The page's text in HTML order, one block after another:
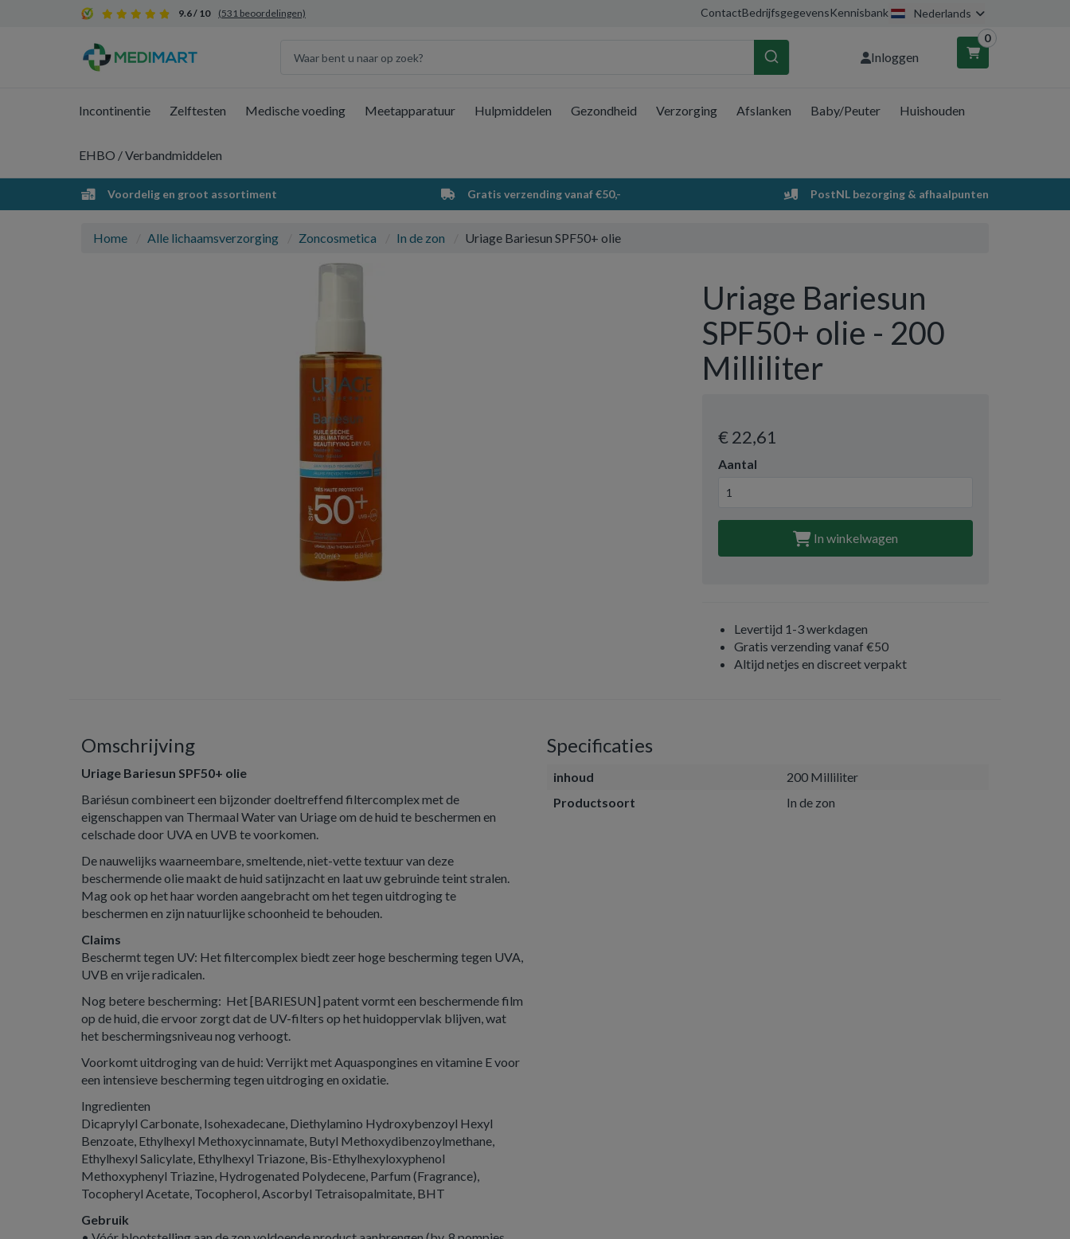
9.6 / 10 (531 beoordelingen) ContactBedrijfsgegevensKennisbank Nederlands
Inloggen
0
Winkelwagen
Uw winkelwagen is leeg.
Vul hem met producten.
Incontinentie Zelftesten Medische voeding Meetapparatuur Hulpmiddelen Gezondheid Verzorging Afslanken Baby/Peuter Huishouden
EHBO / Verbandmiddelen
Voordelig en groot assortiment Gratis verzending vanaf €50,- PostNL bezorging & afhaalpunten
Home Alle lichaamsverzorging Zoncosmetica In de zon Uriage Bariesun SPF50+ olie
Uriage Bariesun
SPF50+ olie - 200
Milliliter
€ 22,61
Aantal
In winkelwagen
Levertijd 1-3 werkdagen
Gratis verzending vanaf €50
Altijd netjes en discreet verpakt
Omschrijving
Uriage Bariesun SPF50+ olie
Bariésun combineert een bijzonder doeltreffend filtercomplex met de
eigenschappen van Thermaal Water van Uriage om de huid te beschermen en
celschade door UVA en UVB te voorkomen.
De nauwelijks waarneembare, smeltende, niet-vette textuur van deze
beschermende olie maakt de huid satijnzacht en laat uw gebruinde teint stralen.
Mag ook op het haar worden aangebracht om het tegen uitdroging te
beschermen en zijn natuurlijke schoonheid te behouden.
Claims
Beschermt tegen UV: Het filtercomplex biedt zeer hoge bescherming tegen UVA,
UVB en vrije radicalen.
Nog betere bescherming: Het [BARIESUN] patent vormt een beschermende film
op de huid, die ervoor zorgt dat de UV-filters op het huidoppervlak blijven, wat
het beschermingsniveau nog verhoogt.
Voorkomt uitdroging van de huid: Verrijkt met Aquaspongines en vitamine E voor
een intensieve bescherming tegen uitdroging en oxidatie.
Ingredienten
Dicaprylyl Carbonate, Isohexadecane, Diethylamino Hydroxybenzoyl Hexyl
Benzoate, Ethylhexyl Methoxycinnamate, Butyl Methoxydibenzoylmethane,
Ethylhexyl Salicylate, Ethylhexyl Triazone, Bis-Ethylhexyloxyphenol
Methoxyphenyl Triazine, Hydrogenated Polydecene, Parfum (Fragrance),
Tocopheryl Acetate, Tocopherol, Ascorbyl Tetraisopalmitate, BHT
Gebruik
Specificaties
inhoud
200 Milliliter
Productsoort
In de zon